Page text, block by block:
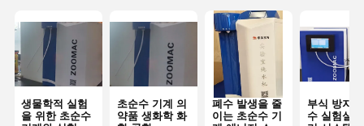
생물학적 실험
을 위한 초순수
초순수 기계 의
약품 생화학 화
폐수 발생을 줄
이는 초순수 기
부식 방지
수 실험실